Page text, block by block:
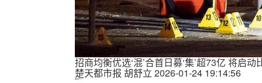
招商均衡优选‘混’合首日募‘集’超73亿 将启动
楚天都市报 胡舒立 2026-01-24 19:14:56